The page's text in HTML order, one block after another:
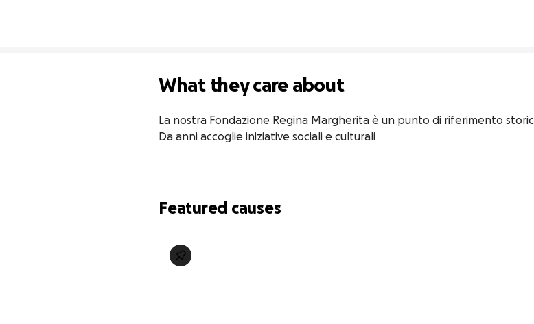
What they care about
La nostra Fondazione Regina Margherita è un punto di riferimento
Da anni accoglie iniziative sociali e culturali
Featured causes